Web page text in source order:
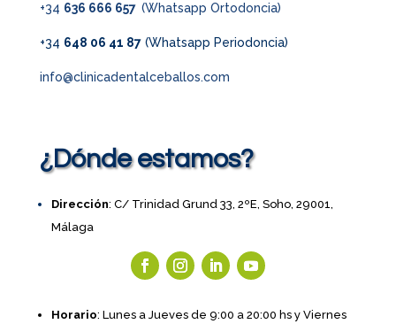
+34 636 666 657 (Whatsapp Ortodoncia)
+34 648 06 41 87(Whatsapp Periodoncia)
info@clinicadentalceballos.com
¿Dónde estamos?
Dirección: C/ Trinidad Grund 33, 2ºE, Soho, 29001,
Málaga
Horario: Lunes a Jueves de 9:00 a 20:00 hs y Viernes